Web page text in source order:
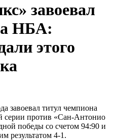
завоевал
НБА:
этого
завоевал титул чемпиона
против «Сан-Антонио
победы со счетом 94:90 и
результатом 4-1.